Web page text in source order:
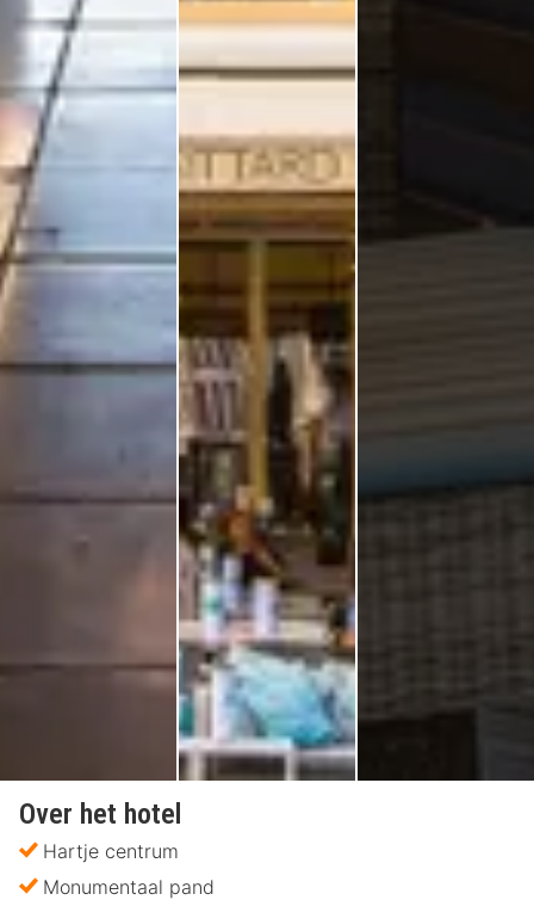
Over het hotel
Hartje centrum
Monumentaal pand